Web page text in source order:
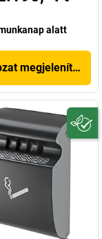
alatt
megjelenítése